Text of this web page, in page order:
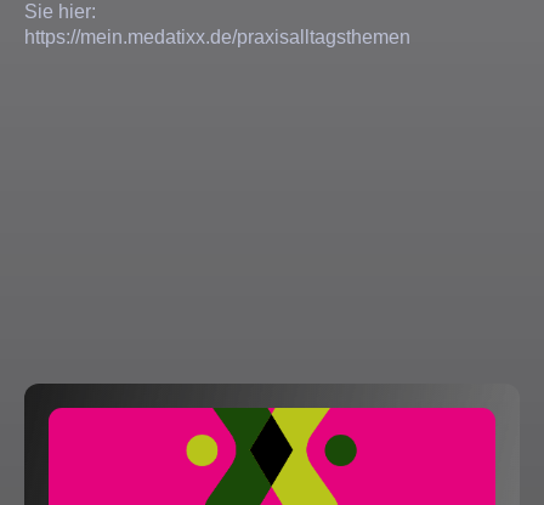
Sie hier:
https://mein.medatixx.de/praxisalltagsthemen